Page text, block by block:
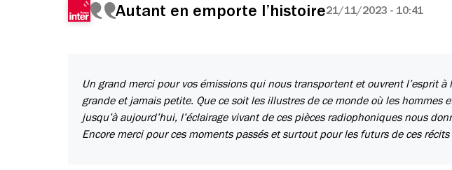
Autant en emporte l’histoire21/11/2023 - 10:41
Un grand merci pour vos émissions qui nous transportent et ouvrent l’esprit
grande et jamais petite. Que ce soit les illustres de ce monde où les hommes
jusqu’à aujourd’hui, l’éclairage vivant de ces pièces radiophoniques nous
Encore merci pour ces moments passés et surtout pour les futurs de ces récits